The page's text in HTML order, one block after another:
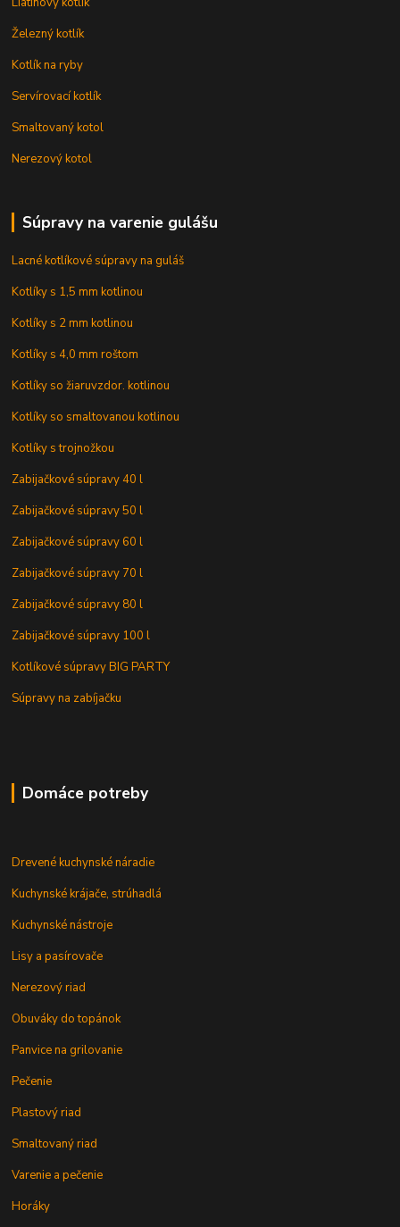
Železný kotlík
Kotlík na ryby
Servírovací kotlík
Smaltovaný kotol
Nerezový kotol
Súpravy na varenie gulášu
Lacné kotlíkové súpravy na guláš
Kotlíky s 1,5 mm kotlinou
Kotlíky s 2 mm kotlinou
Kotlíky s 4,0 mm roštom
Kotlíky so žiaruvzdor. kotlinou
Kotlíky so smaltovanou kotlinou
Kotlíky s trojnožkou
Zabijačkové súpravy 40 l
Zabijačkové súpravy 50 l
Zabijačkové súpravy 60 l
Zabijačkové súpravy 70 l
Zabijačkové súpravy 80 l
Zabijačkové súpravy 100 l
Kotlíkové súpravy BIG PARTY
Súpravy na zabíjačku
Domáce potreby
Drevené kuchynské náradie
Kuchynské krájače, strúhadlá
Kuchynské nástroje
Lisy a pasírovače
Nerezový riad
Obuváky do topánok
Panvice na grilovanie
Pečenie
Plastový riad
Smaltovaný riad
Varenie a pečenie
Horáky